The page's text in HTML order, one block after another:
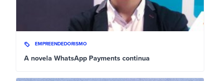
EMPREENDEDORISMO
A novela WhatsApp Payments continua